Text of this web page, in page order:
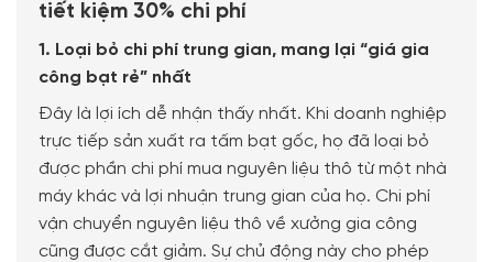
tiết kiệm 30% chi phí
1. Loại bỏ chi phí trung gian, mang lại “giá gia
công bạt rẻ” nhất
Đây là lợi ích dễ nhận thấy nhất. Khi doanh nghiệp
trực tiếp sản xuất ra tấm bạt gốc, họ đã loại bỏ
được phần chi phí mua nguyên liệu thô từ một nhà
máy khác và lợi nhuận trung gian của họ. Chi phí
vận chuyển nguyên liệu thô về xưởng gia công
cũng được cắt giảm. Sự chủ động này cho phép